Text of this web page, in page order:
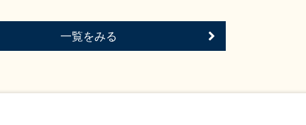
一覧をみる